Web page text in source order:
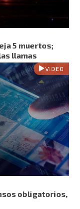
5 muertos;
llamas
VIDEO
obligatorios,